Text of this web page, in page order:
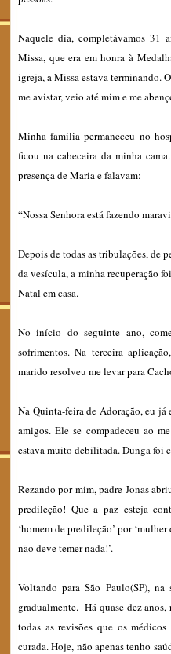
Naquele dia, completávamos 31
Missa, que era em honra à
igreja, a Missa estava terminando.
me avistar, veio até mim e me
Minha família permaneceu no
ficou na cabeceira da minha
presença de Maria e falavam:
“Nossa Senhora está fazendo
Depois de todas as tribulações, de
da vesícula, a minha recuperação
Natal em casa.
No início do seguinte ano,
sofrimentos. Na terceira
marido resolveu me levar para
Na Quinta-feira de Adoração, eu já
amigos. Ele se compadeceu ao
estava muito debilitada. Dunga foi
Rezando por mim, padre Jonas
predileção! Que a paz esteja
‘homem de predileção’ por
não deve temer nada!’.
Voltando para São Paulo(SP),
gradualmente. Há quase dez anos,
todas as revisões que os
curada. Hoje, não apenas tenho